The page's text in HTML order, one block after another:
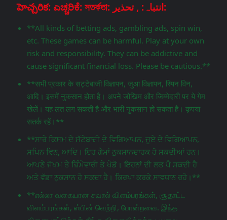
హెచ్చరిక: ಎಚ್ಚರಿಕೆ: সতর্কতা: انتباہ: , تحذير:
**All kinds of betting ads, gambling ads, spin win,
etc. These games can be harmful. Play at your own
risk and responsibility. They can be addictive and
cause significant financial loss. Please be cautious.**
**सभी प्रकार के सट्टेबाजी विज्ञापन, जुआ विज्ञापन, स्पिन विन,
आदि। इसमें नुकसान होता है। अपने जोखिम और जिम्मेदारी पर ये गेम
खेलें। यह लत लग सकती है और भारी नुकसान हो सकता है। कृपया
सतर्क रहें।**
**ਸਾਰੇ ਕਿਸਮ ਦੇ ਸੱਟੇਬਾਜ਼ੀ ਦੇ ਵਿਗਿਆਪਨ, ਜੂਏ ਦੇ ਵਿਗਿਆਪਨ,
ਸਪਿਨ ਵਿਨ, ਆਦਿ। ਇਹ ਗੇਮਾਂ ਨੁਕਸਾਨਦਾਹਕ ਹੋ ਸਕਦੀਆਂ ਹਨ।
ਆਪਣੇ ਜੋਖਮ ਤੇ ਜ਼ਿੰਮੇਵਾਰੀ ਤੇ ਖੇਡੋ। ਇਹਨਾਂ ਦੀ ਲਤ ਪੈ ਸਕਦੀ ਹੈ
ਅਤੇ ਵੱਡਾ ਨੁਕਸਾਨ ਹੋ ਸਕਦਾ ਹੈ। ਕਿਰਪਾ ਕਰਕੇ ਸਾਵਧਾਨ ਰਹੋ।**
**எல்லா வகையான சவால் விளம்பரங்கள், சூதாட்ட
விளம்பரங்கள், ஸ்பின் வெற்றி, போன்றவை. இந்த